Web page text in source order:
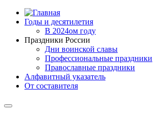
Годы и десятилетия
В 2024ом году
Праздники России
Дни воинской славы
Профессиональные праздники
Православные праздники
Алфавитный указатель
От составителя